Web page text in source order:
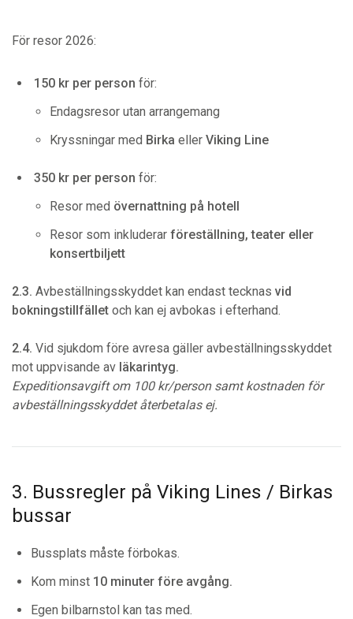
För resor 2026:
150 kr per person för:
Endagsresor utan arrangemang
Kryssningar med Birka eller Viking Line
350 kr per person för:
Resor med övernattning på hotell
Resor som inkluderar föreställning, teater eller
konsertbiljett
2.3. Avbeställningsskyddet kan endast tecknas vid
bokningstillfället och kan ej avbokas i efterhand.
2.4. Vid sjukdom före avresa gäller avbeställningsskyddet
mot uppvisande av läkarintyg.
Expeditionsavgift om 100 kr/person samt kostnaden för
avbeställningsskyddet återbetalas ej.
3. Bussregler på Viking Lines / Birkas
bussar
Bussplats måste förbokas.
Kom minst 10 minuter före avgång.
Egen bilbarnstol kan tas med.